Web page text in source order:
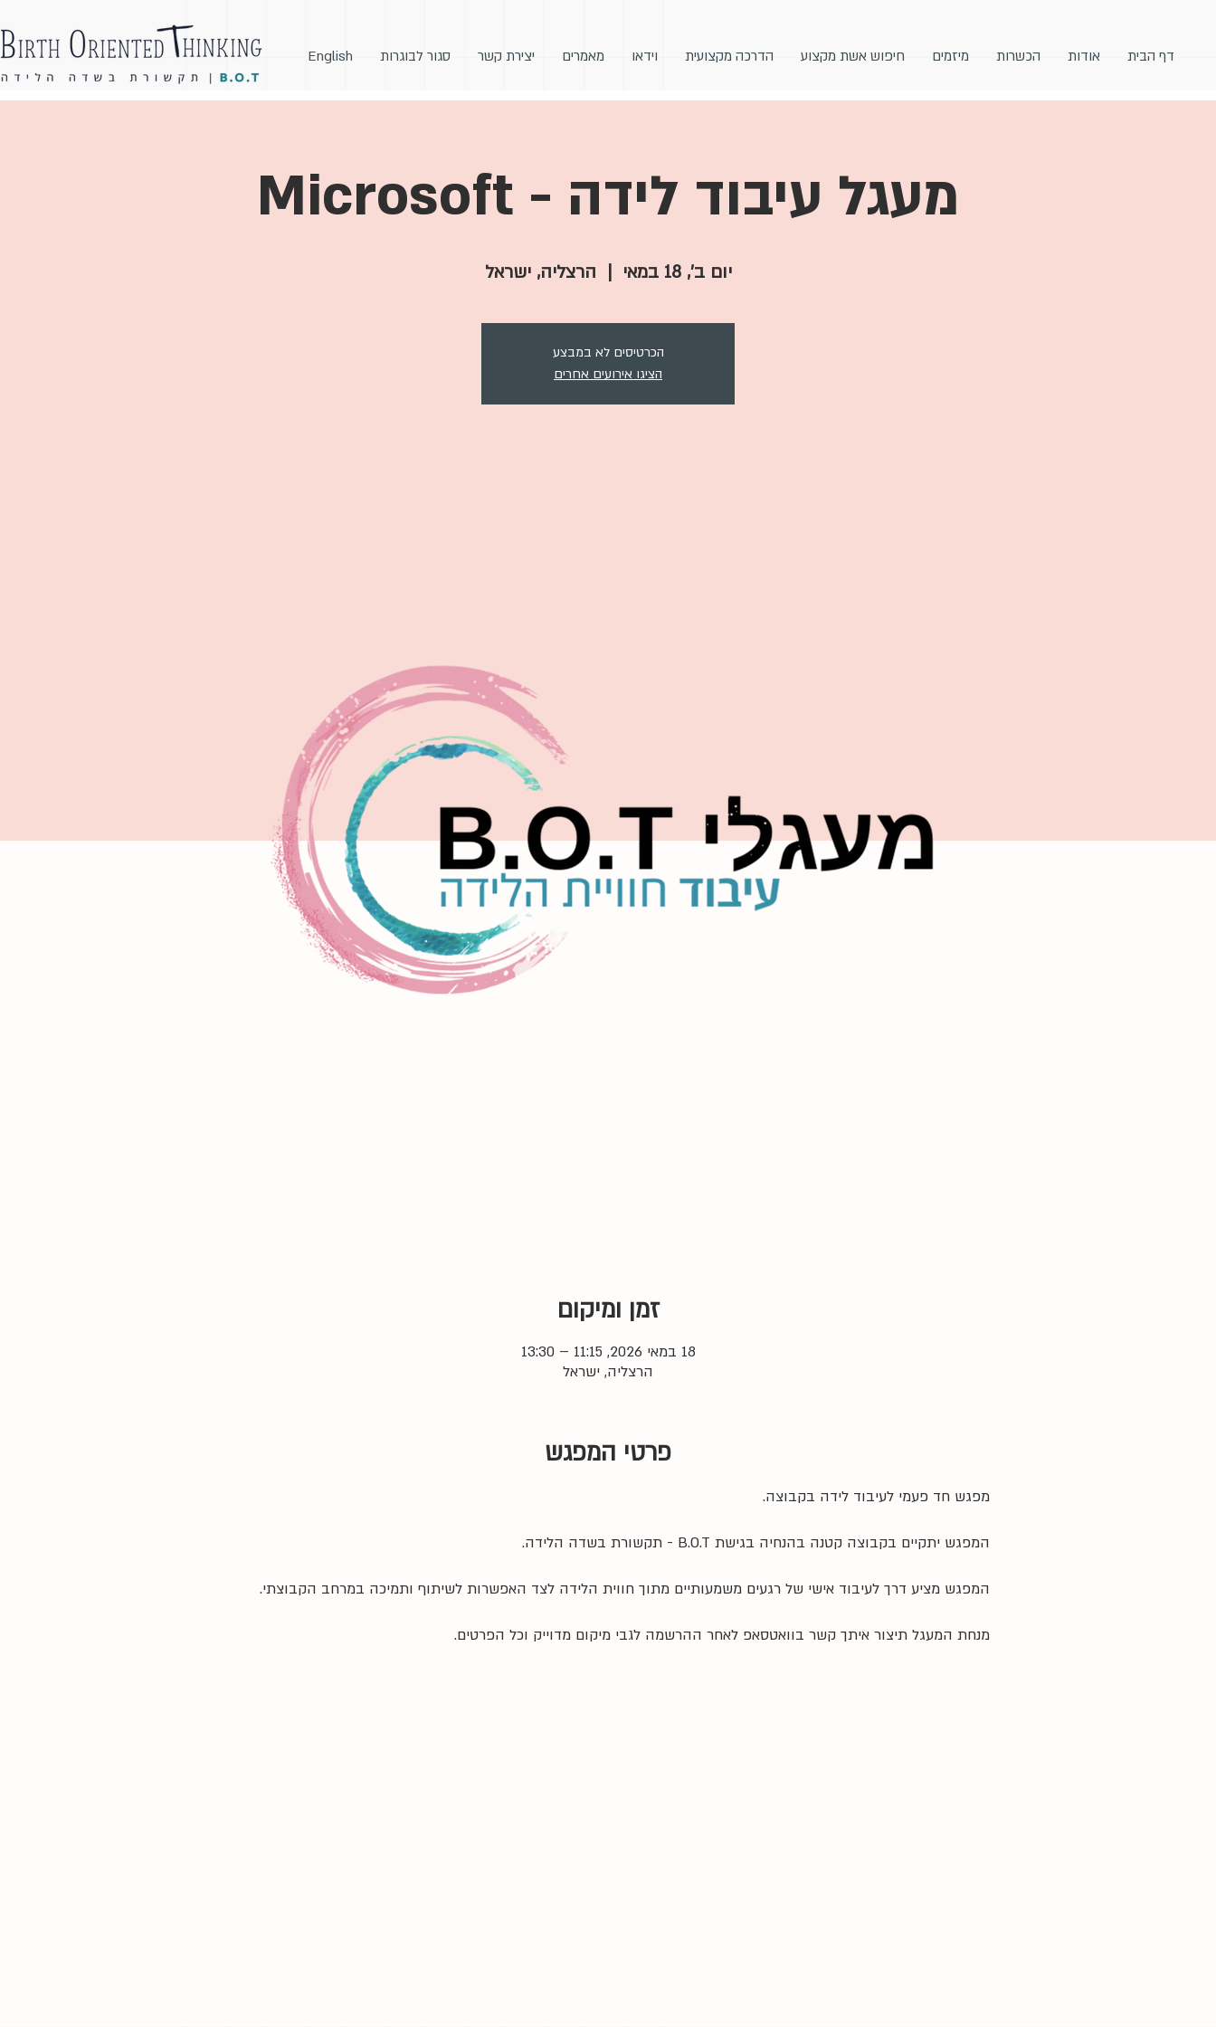
דף הבית אודות הכשרות מיזמים חיפוש אשת מקצוע הדרכה מקצועית וידאו מאמרים יצירת קשר סגור לבוגרות English
מעגל עיבוד לידה - Microsoft
יום ב׳, 18 במאי הרצליה, ישראל
הכרטיסים לא במבצע
הציגו אירועים אחרים
זמן ומיקום
18 במאי 2026, 11:15 – 13:30
הרצליה, ישראל
פרטי המפגש
מפגש חד פעמי לעיבוד לידה בקבוצה.
המפגש יתקיים בקבוצה קטנה בהנחיה בגישת B.O.T - תקשורת בשדה הלידה.
המפגש מציע דרך לעיבוד אישי של רגעים משמעותיים מתוך חווית הלידה לצד האפשרות לשיתוף ותמיכה במרחב הקבוצתי.
מנחת המעגל תיצור איתך קשר בוואטסאפ לאחר ההרשמה לגבי מיקום מדוייק וכל הפרטים.